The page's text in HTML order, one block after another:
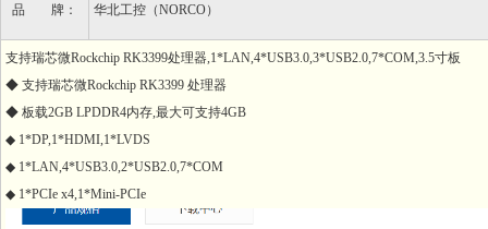
品 牌： 华北工控（NORCO）
支持瑞芯微Rockchip RK3399处理器,1*LAN,4*USB3.0,3*USB2.0,7*COM,3.5寸板
◆ 支持瑞芯微Rockchip RK3399 处理器
◆ 板载2GB LPDDR4内存,最大可支持4GB
◆ 1*DP,1*HDMI,1*LVDS
◆ 1*LAN,4*USB3.0,2*USB2.0,7*COM
◆ 1*PCIe x4,1*Mini-PCIe